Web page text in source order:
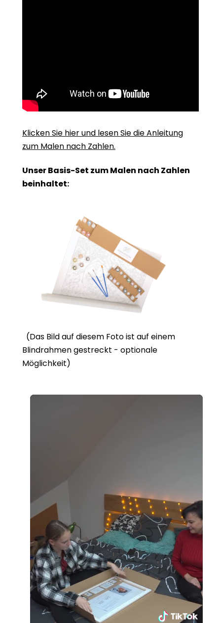
Klicken Sie hier und lesen Sie die Anleitung
zum Malen nach Zahlen.
Unser Basis-Set zum Malen nach Zahlen
beinhaltet:
(Das Bild auf diesem Foto ist auf einem
Blindrahmen gestreckt - optionale
Möglichkeit)